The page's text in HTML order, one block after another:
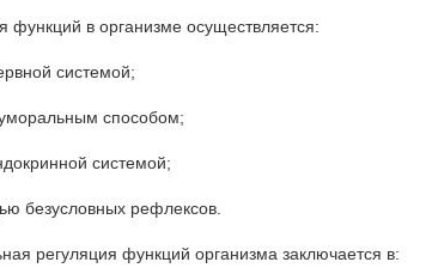
функций в организме осуществляется:
системой;
способом;
системой;
безусловных рефлексов.
регуляция функций организма заключается в: